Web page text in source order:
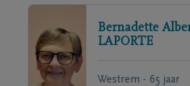
Bernadette
LAPORTE
Westrem - 65 jaar